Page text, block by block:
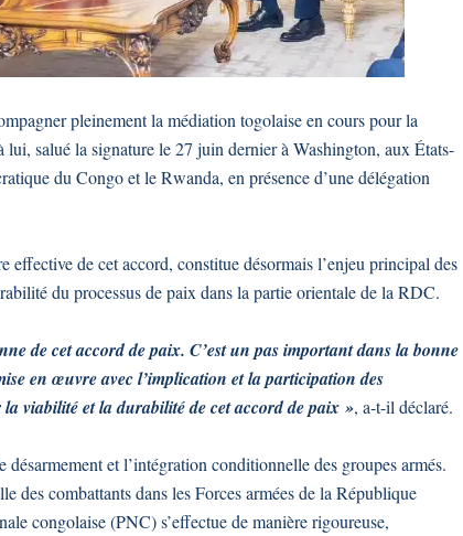
pleinement la médiation togolaise en cours pour la
salué la signature le 27 juin dernier à Washington, aux États-
du Congo et le Rwanda, en présence d’une délégation
de cet accord, constitue désormais l’enjeu principal des
du processus de paix dans la partie orientale de la RDC.
de cet accord de paix. C’est un pas important dans la bonne
en œuvre avec l’implication et la participation des
viabilité et la durabilité de cet accord de paix », a-t-il déclaré.
et l’intégration conditionnelle des groupes armés.
des combattants dans les Forces armées de la République
congolaise (PNC) s’effectue de manière rigoureuse,